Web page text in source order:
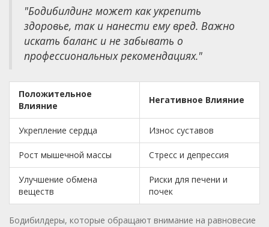
"Бодибилдинг может как укрепить
здоровье, так и нанести ему вред. Важно
искать баланс и не забывать о
профессиональных рекомендациях."
Положительное
Влияние
Негативное Влияние
Укрепление сердца Износ суставов
Рост мышечной массы Стресс и депрессия
Улучшение обмена
веществ
Риски для печени и
почек
Бодибилдеры, которые обращают внимание на равновесие